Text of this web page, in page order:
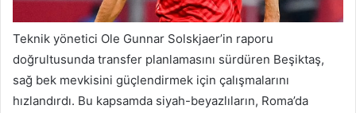
Teknik yönetici Ole Gunnar Solskjaer’in raporu
doğrultusunda transfer planlamasını sürdüren Beşiktaş,
sağ bek mevkisini güçlendirmek için çalışmalarını
hızlandırdı. Bu kapsamda siyah-beyazlıların, Roma’da